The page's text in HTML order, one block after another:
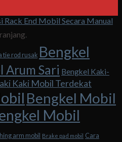
Rack End Mobil Secara Manual
tie rod rusak Bengkel
Arum Sari Bengkel Kaki-
Kaki Mobil Terdekat
Bengkel Mobil
Mobil
arm mobil Brake pad mobil Cara